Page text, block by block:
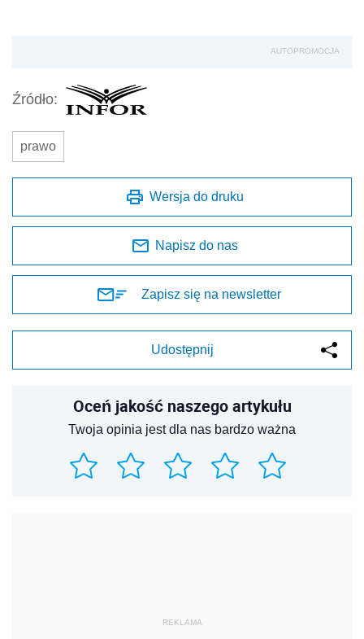
AUTOPROMOCJA
Źródło:
prawo
Wersja do druku
Napisz do nas
Zapisz się na newsletter
Udostępnij
Oceń jakość naszego artykułu
Twoja opinia jest dla nas bardzo ważna
REKLAMA